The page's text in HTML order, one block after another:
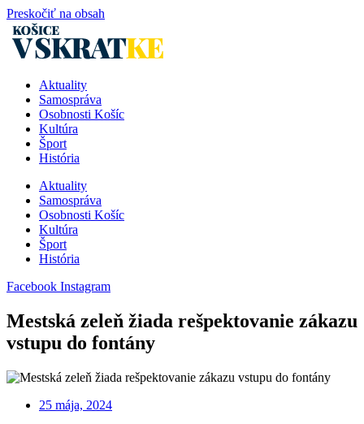
Preskočiť na obsah
Aktuality
Samospráva
Osobnosti Košíc
Kultúra
Šport
História
Aktuality
Samospráva
Osobnosti Košíc
Kultúra
Šport
História
Facebook Instagram
Mestská zeleň žiada rešpektovanie zákazu
vstupu do fontány
25 mája, 2024